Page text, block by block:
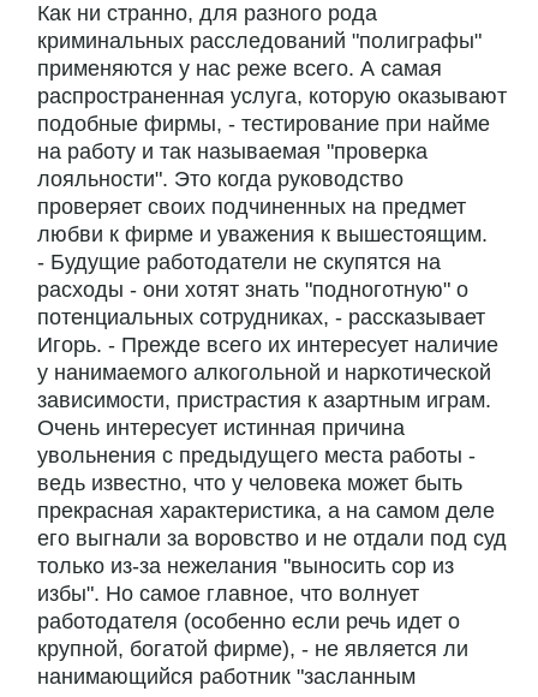
Как ни странно, для разного рода
криминальных расследований "полиграфы"
применяются у нас реже всего. А самая
распространенная услуга, которую оказывают
подобные фирмы, - тестирование при найме
на работу и так называемая "проверка
лояльности". Это когда руководство
проверяет своих подчиненных на предмет
любви к фирме и уважения к вышестоящим.
- Будущие работодатели не скупятся на
расходы - они хотят знать "подноготную" о
потенциальных сотрудниках, - рассказывает
Игорь. - Прежде всего их интересует наличие
у нанимаемого алкогольной и наркотической
зависимости, пристрастия к азартным играм.
Очень интересует истинная причина
увольнения с предыдущего места работы -
ведь известно, что у человека может быть
прекрасная характеристика, а на самом деле
его выгнали за воровство и не отдали под суд
только из-за нежелания "выносить сор из
избы". Но самое главное, что волнует
работодателя (особенно если речь идет о
крупной, богатой фирме), - не является ли
нанимающийся работник "засланным